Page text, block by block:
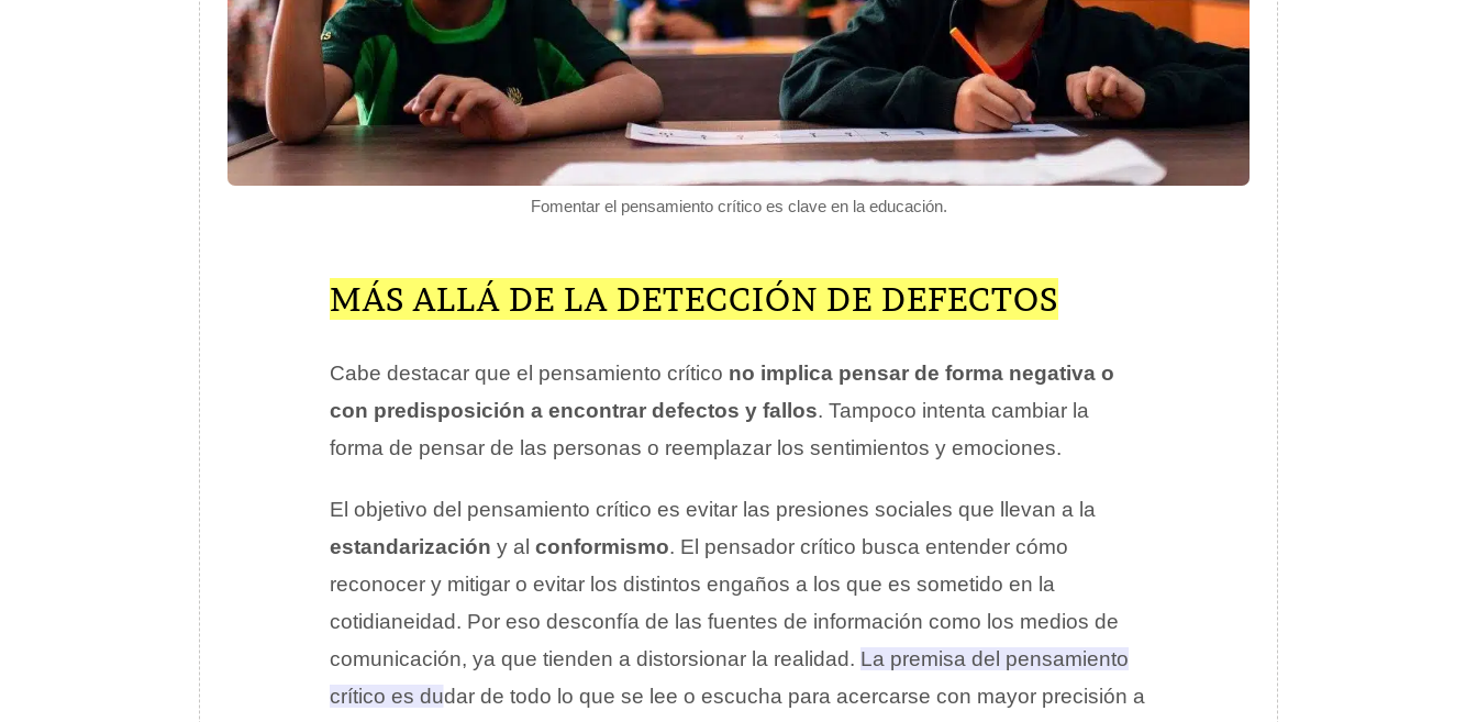
Fomentar el pensamiento crítico es clave en la educación.
MÁS ALLÁ DE LA DETECCIÓN DE DEFECTOS
Cabe destacar que el pensamiento crítico no implica pensar de forma negativa o
con predisposición a encontrar defectos y fallos. Tampoco intenta cambiar la
forma de pensar de las personas o reemplazar los sentimientos y emociones.
El objetivo del pensamiento crítico es evitar las presiones sociales que llevan a la
estandarización y al conformismo. El pensador crítico busca entender cómo
reconocer y mitigar o evitar los distintos engaños a los que es sometido en la
cotidianeidad. Por eso desconfía de las fuentes de información como los medios de
comunicación, ya que tienden a distorsionar la realidad. La premisa del pensamiento
crítico es dudar de todo lo que se lee o escucha para acercarse con mayor precisión a